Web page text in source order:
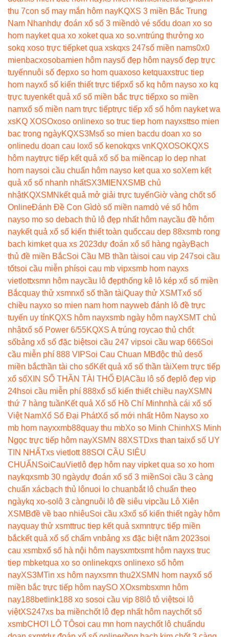
thu 7con số may mắn hôm nayKQXS 3 miền Bắc Trung
Nam Nhanhdự đoán xổ số 3 miềndò vé sốdu doan xo so
hom nayket qua xo xoket qua xo so.vntrúng thưởng xo
sokq xoso trực tiếpket qua xskqxs 247số miền nams0x0
mienbacxosobamien hôm naysố đẹp hôm naysố đẹp trực
tuyếnnuôi số đẹpxo so hom quaxoso ketquaxstruc tiep
hom nayxổ số kiến thiết trực tiếpxổ số kq hôm nayso xo kq
trực tuyenkết quả xổ số miền bắc trực tiếpxo so miền
namxổ số miền nam trực tiếptrực tiếp xổ số hôm nayket wa
xsKQ XOSOxoso onlinexo so truc tiep hom nayxsttso mien
bac trong ngàyKQXS3Msố so mien bacdu doan xo so
onlinedu doan cau loxổ số kenokqxs vnKQXOSOKQXS
hôm naytrực tiếp kết quả xổ số ba miềncap lo dep nhat
hom naysoi cầu chuẩn hôm nayso ket qua xo soXem kết
quả xổ số nhanh nhấtSX3MIEN XSMB chủ
nhậtKQXSMN kết quả mở giải trực tuyếnGiờ vàng chốt số
OnlineĐánh Đề Con Gìdò số miền namdò vé số hôm
nayso mo so debach thủ lô đẹp nhất hôm naycầu đề hôm
naykết quả xổ số kiến thiết toàn quốccau dep 88xsmb rong
bach kimket qua xs 2023dự đoán xổ số hàng ngàyBạch
thủ đề miền BắcSoi Cầu MB thần tàisoi cau vip 247soi cầu
tốtsoi cầu miễn phísoi cau mb vipxsmb hom nayxs
vietlottxsmn hôm naycầu lô đẹpthống kê lô kép xổ số miền
Bắcquay thử xsmnxổ số thần tàiQuay thử XSMTxổ số
chiều nayxo so mien nam hom nayweb đánh lô đề trực
tuyến uy tínKQXS hôm nayxsmb ngày hôm nayXSMT chủ
nhậtxổ số Power 6/55KQXS A trúng roycao thủ chốt
sốbảng xổ số đặc biệtsoi cầu 247 vipsoi cầu wap 666Soi
cầu miễn phí 888 VIPSoi Cau Chuan MBđộc thủ desố
miền bắcthần tài cho sốKết quả xổ số thần tàiXem trực tiếp
xổ sốXIN SỐ THẦN TÀI THỔ ĐỊACầu lô số đẹp lô đẹp vip
24hsoi cầu miễn phí 888xổ số kiến thiết chiều nayXSMN
thứ 7 hàng tuầnKết quả Xổ số Hồ Chí Minhnhà cái xổ số
Việt NamXổ Số Đại PhátXổ số mới nhất Hôm Nayso xo
mb hom nayxxmb88quay thu mbXo so Minh ChinhXS Minh
Ngọc trực tiếp hôm nayXSMN 88XSTDxs than taixổ số UY
TIN NHẤTxs vietlott 88SOI CẦU SIÊU
CHUẨN SoiCauVietlô đẹp hôm nay vipket qua so xo hom
naykqxsmb 30 ngàydự đoán xổ số 3 miềnSoi cầu 3 càng
chuẩn xácbạch thủ lônuoi lo chuanbắt lô chuẩn theo
ngàykq xo-so lô 3 càngnuôi lô đề siêu vipcầu Lô Xiên
XSMBđề về bao nhiêuSoi cầu x3xổ số kiến thiết ngày hôm
nayquay thử xsmttruc tiep kết quả sxmntrực tiếp miền
bắckết quả xổ số chấm vnbảng xs đặc biệt năm 2023soi
cau xsmbxổ số hà nội hôm naysxmtxsmt hôm nayxs truc
tiep mbketqua xo so onlinekqxs onlinexo số hôm
nayXS3MTin xs hôm nayxsmn thu2XSMN hom nayxổ số
miền bắc trực tiếp hôm naySO XOxsmbsxmn hôm
nay188betlink188 xo sosoi cầu vip 88 lô tô việtsoi lô
việtXS247xs ba miềnchốt lô đẹp nhất hôm naychốt số
xsmbCHƠI LÔ TÔsoi cau mn hom naychốt lô chuẩndu